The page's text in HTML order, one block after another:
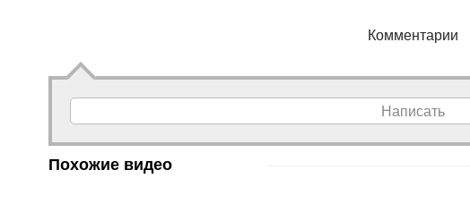
Комментарии
Написать
Похожие видео